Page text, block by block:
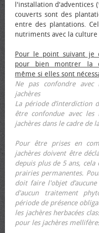
l'installation d'adventices
couverts sont des
entre des plantations.
nutriments avec la culture
Pour le point suivant je
pour bien montrer la
même si elles sont
Ne pas confondre
jachères
La période d’interdiction
être confondue avec
jachères dans le cadre de
Pour être prises en
jachères doivent être
depuis plus de 5 ans,
prairies permanentes.
doit faire l'objet
d'aucun traitement
période de présence
les jachères herbacées
pour les jachères